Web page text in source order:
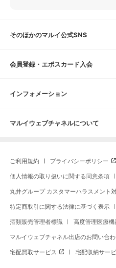
そのほかのマルイ公式SNS
会員登録・エポスカード入会
インフォメーション
マルイウェブチャネルについて
ご利用規約 プライバシーポリシー
個人情報の取り扱いに関する同意条項
丸井グループ カスタマーハラスメント
特定商取引に関する法律に基づく表示
酒類販売管理者標識 高度管理医療
マルイウェブチャネル出店のお問い合
宅配買取サービス 宅配収納サー